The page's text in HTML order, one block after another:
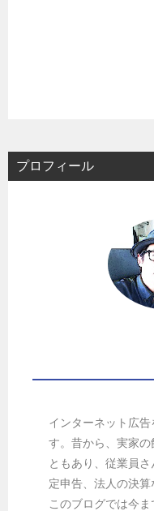
プロフィール
インターネット広
す。昔から、実家の
ともあり、従業員
定申告、法人の決算
このブログでは今